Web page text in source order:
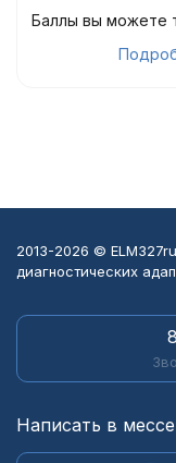
Баллы вы можете
2013-2026 ©
диагностических
Написать в